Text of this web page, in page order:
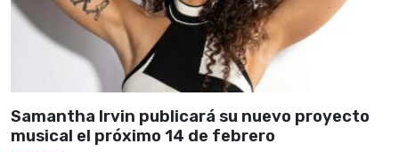
Samantha Irvin publicará su nuevo proyecto
musical el próximo 14 de febrero